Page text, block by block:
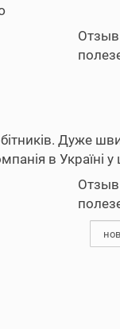
Отзыв
Дуже
в Україні у
Отзыв